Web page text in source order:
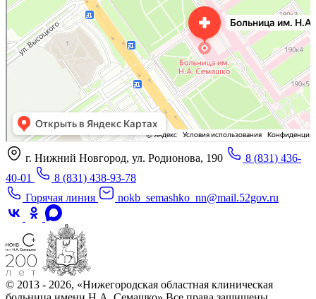
г. Нижний Новгород, ул. Родионова, 190
8 (831) 436-
40-01
8 (831) 438-93-78
Горячая линия
nokb_semashko_nn@mail.52gov.ru
© 2013 - 2026, «Нижегородская областная клиническая